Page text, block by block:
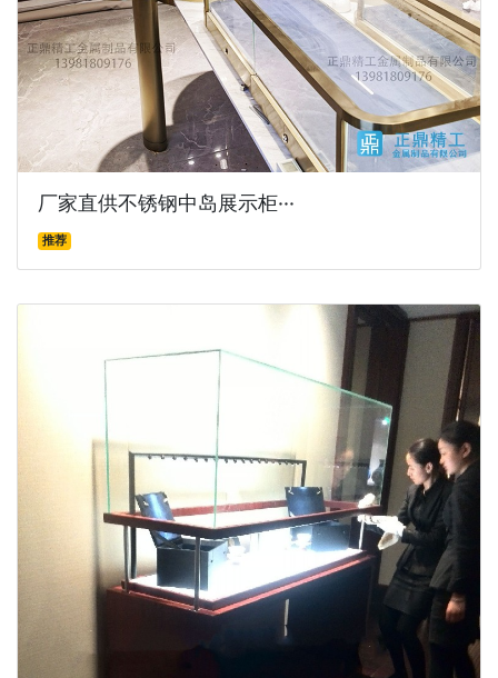
厂家直供不锈钢中岛展示柜···
推荐